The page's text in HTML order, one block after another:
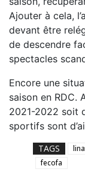
Ajouter à cela,
devant être
de descendre
spectacles
Encore une
saison en RDC.
2021-2022 soit
sportifs sont
TAGS
fecofa